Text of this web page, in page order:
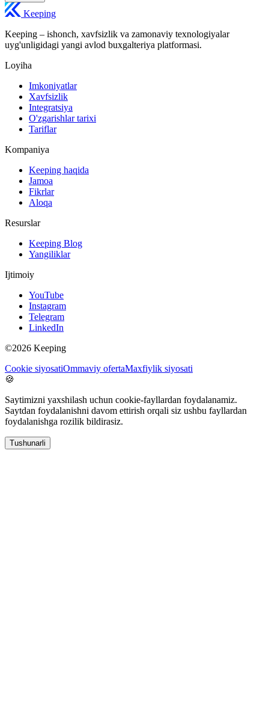
Keeping
Keeping – ishonch, xavfsizlik va zamonaviy texnologiyalar
uyg'unligidagi yangi avlod buxgalteriya platformasi.
Loyiha
Imkoniyatlar
Xavfsizlik
Integratsiya
O'zgarishlar tarixi
Tariflar
Kompaniya
Keeping haqida
Jamoa
Fikrlar
Aloqa
Resurslar
Keeping Blog
Yangiliklar
Ijtimoiy
YouTube
Instagram
Telegram
LinkedIn
©2026 Keeping
Cookie siyosatiOmmaviy ofertaMaxfiylik siyosati
🍪
Saytimizni yaxshilash uchun cookie-fayllardan foydalanamiz.
Saytdan foydalanishni davom ettirish orqali siz ushbu fayllardan
foydalanishga rozilik bildirasiz.
Tushunarli